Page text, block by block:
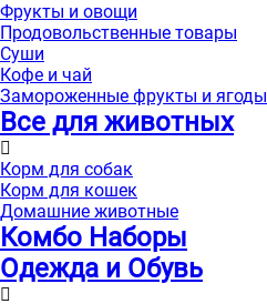
Фрукты и овощи
Продовольственные товары
Суши
Кофе и чай
Замороженные фрукты и ягоды
Все для животных
Корм для собак
Корм для кошек
Домашние животные
Комбо Наборы
Одежда и Обувь